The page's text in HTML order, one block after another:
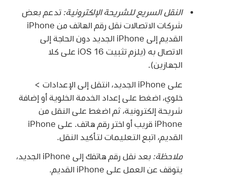
النقل السريع للشريحة الإلكترونية: تدعم بعض
شركات الاتصالات نقل رقم الهاتف من iPhone
القديم إلى iPhone الجديد دون الحاجة إلى
الاتصال به (يلزم تثبيت iOS 16 على كلا
الجهازين).
على iPhone الجديد، انتقل إلى الإعدادات >
خلوي، اضغط على إعداد الخدمة الخلوية أو إضافة
شريحة إلكترونية، ثم اضغط على النقل من
iPhone قريب أو اختر رقم هاتف. على iPhone
القديم، اتبع التعليمات لتأكيد النقل.
ملاحظة:
بعد نقل رقم هاتفك إلى iPhone الجديد،
يتوقف عن العمل على iPhone القديم.